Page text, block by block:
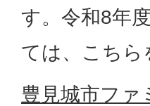
す。令和8年
ては、こちら
豊見城市ファ